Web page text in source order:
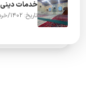
خدمات دینی
تاریخ: 1402/خرداد/10